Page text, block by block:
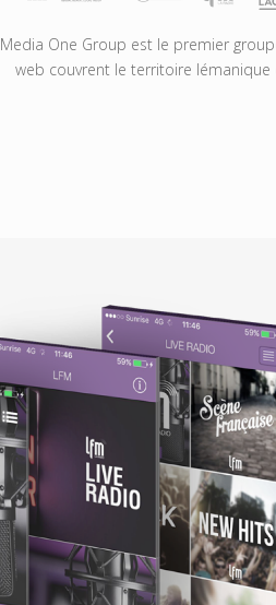
Media One Group est le premier
web couvrent le territoire